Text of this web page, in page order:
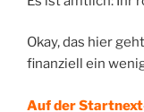
Okay, das hier
finanziell ein
Auf der